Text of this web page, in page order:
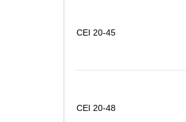
CEI 20-45
CEI 20-48